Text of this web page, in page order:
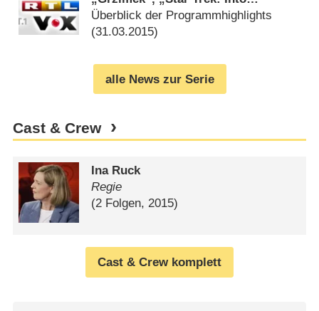
Darkness“ und „Der Klügere kippt
nach“
Überblick der Programmhighlights
(31.03.2015)
alle News zur Serie
Cast & Crew
Ina Ruck
Regie
(2 Folgen, 2015)
Cast & Crew komplett